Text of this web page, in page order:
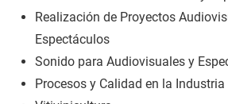
Realización de Proyectos
Espectáculos
Sonido para Audiovisuales y
Procesos y Calidad en la